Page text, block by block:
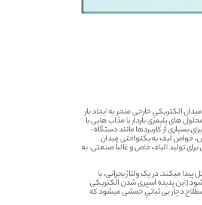
الکتریکیِ خارجی منجر به ایجاد بار
های پلیمری باردار یا مذاب ­هایی با
درگیری­ های مولکولی کافی معتبر است. این فرآیند به طور معمول الیافی با قطر نانومتر تا زیر میکرومتر تولید می­کند که برای بسیاری از کاربردها مانند دستگاه­
خواص لیف به یکنواختی میدان
تولید الیاف خاص و غالباً صنعتی، به
می­کند. در یک ولتاژ بحرانی، با
(این پدیده اسپری شدن الکتریکی
دچار بی­ ثباتیِ خمشی می­شود که